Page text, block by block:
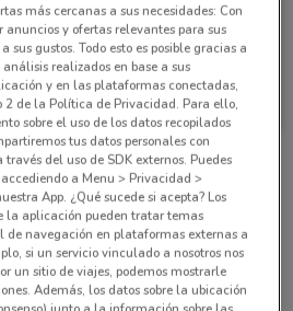
alrededor
VALLE Ciudad De México
más cercanas a sus necesidades: Con
anuncios y ofertas relevantes para sus
sus gustos. Todo esto es posible gracias a
realizados en base a sus
y en las plataformas conectadas,
2 de la Política de Privacidad. Para ello,
sobre el uso de los datos recopilados
tus datos personales con
del uso de SDK externos. Puedes
a Menu > Privacidad >
App. ¿Qué sucede si acepta? Los
la aplicación pueden tratar temas
de navegación en plataformas externas a
si un servicio vinculado a nosotros nos
un sitio de viajes, podemos mostrarle
Además, los datos sobre la ubicación